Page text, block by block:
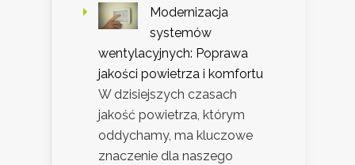
Modernizacja
systemów
wentylacyjnych: Poprawa
jakości powietrza i komfortu
W dzisiejszych czasach
jakość powietrza, którym
oddychamy, ma kluczowe
znaczenie dla naszego